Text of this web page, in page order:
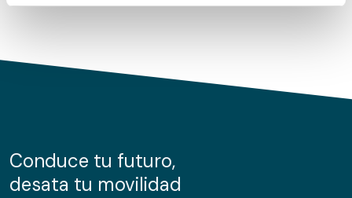
de cookies.
información sobre el uso que haga del sitio web con
nuestros partners de redes sociales, publicidad y análisis
Conduce tu futuro,
desata tu movilidad